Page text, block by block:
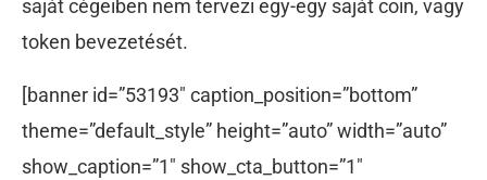
saját cégeiben nem tervezi egy-egy saját coin, vagy
token bevezetését.
[banner id=”53193″ caption_position=”bottom”
theme=”default_style” height=”auto” width=”auto”
show_caption=”1″ show_cta_button=”1″